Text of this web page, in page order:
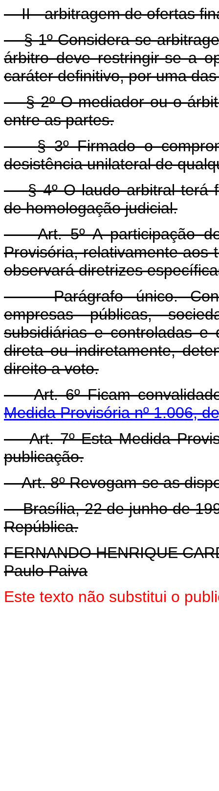
II - arbitragem de ofertas
§ 1º Considera-se
árbitro deve restringir-se a
caráter definitivo, por uma
§ 2º O mediador ou o
entre as partes.
§ 3º Firmado o
desistência unilateral de
§ 4º O laudo arbitral terá
de homologação judicial.
Art. 5º A participação de
Provisória, relativamente aos
observará diretrizes
Parágrafo único.
empresas públicas,
subsidiárias e controladas
direta ou indiretamente,
direito a voto.
Art. 6º Ficam
Medida Provisória nº 1.006,
Art. 7º Esta Medida
publicação.
Art. 8º Revogam-se as
Brasília, 22 de junho de
República.
FERNANDO HENRIQUE
Paulo Paiva
Este texto não substitui o